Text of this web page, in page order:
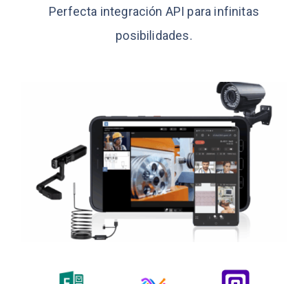
Perfecta integración API para infinitas
posibilidades.